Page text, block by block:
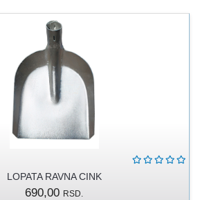
LOPATA RAVNA CINK
690,00 RSD.